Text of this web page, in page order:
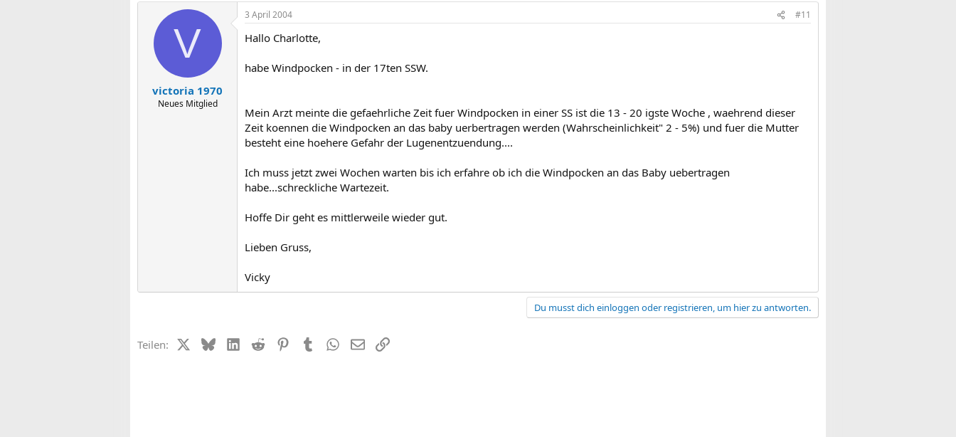
V
victoria 1970
Neues Mitglied
3 April 2004 #11
Hallo Charlotte,
habe Windpocken - in der 17ten SSW.
Mein Arzt meinte die gefaehrliche Zeit fuer Windpocken in einer SS ist die 13 - 20 igste Woche , waehrend dieser
Zeit koennen die Windpocken an das baby uerbertragen werden (Wahrscheinlichkeit" 2 - 5%) und fuer die Mutter
besteht eine hoehere Gefahr der Lugenentzuendung....
Ich muss jetzt zwei Wochen warten bis ich erfahre ob ich die Windpocken an das Baby uebertragen
habe...schreckliche Wartezeit.
Hoffe Dir geht es mittlerweile wieder gut.
Lieben Gruss,
Vicky
Du musst dich einloggen oder registrieren, um hier zu antworten.
Teilen: X (Twitter)
BlueskyLinkedIn
Reddit PinterestTumblrWhatsApp
E-MailLink